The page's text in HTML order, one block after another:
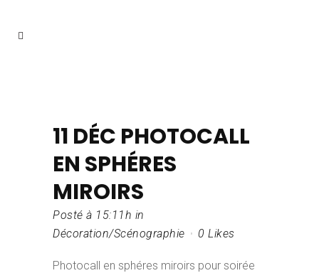
11 DÉC PHOTOCALL
EN SPHÉRES
MIROIRS
Posté à 15:11h in
Décoration/Scénographie
0 Likes
Photocall en sphéres miroirs pour soirée